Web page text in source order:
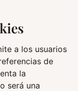
a los usuarios
de
la
será una